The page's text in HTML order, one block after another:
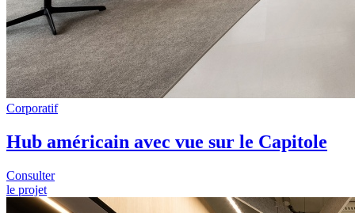
Corporatif
Hub américain avec vue sur le Capitole
Consulter
le projet